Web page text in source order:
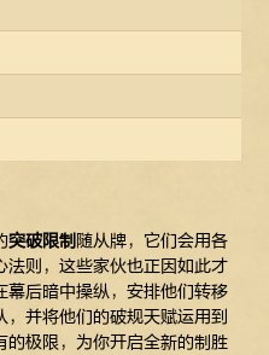
突破限制 随从牌，它们会用各
法则，这些家伙也正因如此才
幕后暗中操纵，安排他们转移
并将他们的破规天赋运用到
的极限，为你开启全新的制胜